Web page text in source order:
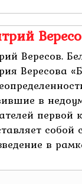
Вересов.
Вересова
в
первой
собой
в